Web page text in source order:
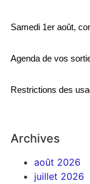
Samedi 1er août,
Agenda de vos
Restrictions des
Archives
août 2026
juillet 2026